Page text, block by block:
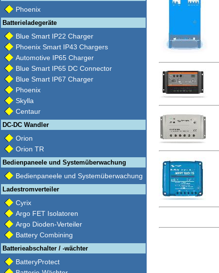
Phoenix
Batterieladegeräte
Blue Smart IP22 Charger
Phoenix Smart IP43 Chargers
Automotive IP65 Charger
Blue Smart IP65 DC Connector
Blue Smart IP67 Charger
Phoenix
Skylla
Centaur
DC-DC Wandler
Orion
Orion TR
Bedienpaneele und Systemüberwachung
Bedienpaneele und Systemüberwachung
Ladestromverteiler
Cyrix
Argo FET Isolatoren
Argo Dioden-Verteiler
Battery Combining
Batterieabschalter / -wächter
BatteryProtect